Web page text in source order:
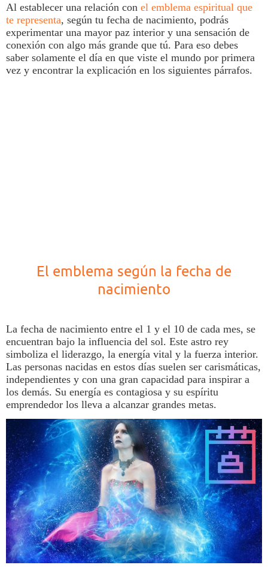
Al establecer una relación con el emblema espiritual que
te representa, según tu fecha de nacimiento, podrás
experimentar una mayor paz interior y una sensación de
conexión con algo más grande que tú. Para eso debes
saber solamente el día en que viste el mundo por primera
vez y encontrar la explicación en los siguientes párrafos.
El emblema según la fecha de
nacimiento
La fecha de nacimientoentre el 1 y el 10 de cada mes, se
encuentran bajo la influencia del sol. Este astro rey
simboliza el liderazgo, la energía vital y la fuerza interior.
Las personas nacidas en estos días suelen ser carismáticas,
independientes y con una gran capacidad para inspirar a
los demás. Su energía es contagiosa y su espíritu
emprendedor los lleva a alcanzar grandes metas.